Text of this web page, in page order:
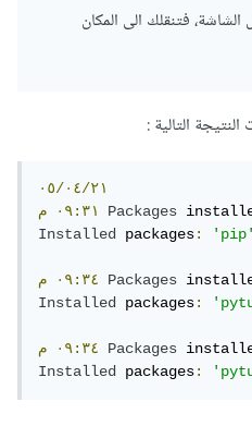
فتنقلك الى المكان
التالية :
٠٥/٠٤/٢١
٠٩:٣١
م Packages
Installed
packages: 'pip'
٠٩:٣٤ م Packages
Installed
packages:
٠٩:٣٤ م Packages
Installed
packages: